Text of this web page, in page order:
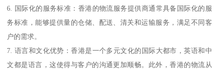
6. 国际化的服务标准：香港的物流服务提供商通常具备国际化的服
务标准，能够提供量的仓储、配送、清关和运输服务，满足不同客
户的需求。
7. 语言和文化优势：香港是一个多元文化的国际大都市，英语和中
文都是语言，这使得与客户的沟通更加顺畅。此外，香港的物流从